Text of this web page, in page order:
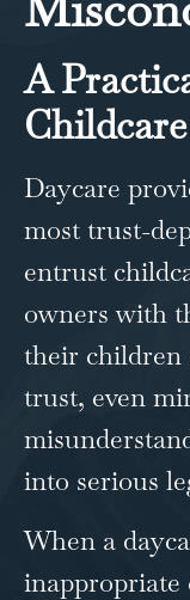
A
Daycare
most trust-
entrust
owners with
their children
trust, even
into serious
When a
inappropriate